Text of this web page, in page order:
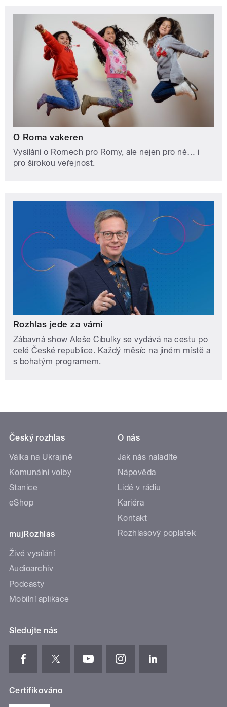
O Roma vakeren
Vysílání o Romech pro Romy, ale nejen pro ně… i
pro širokou veřejnost.
Rozhlas jede za vámi
Zábavná show Aleše Cibulky se vydává na cestu po
celé České republice. Každý měsíc na jiném místě a
s bohatým programem.
Český rozhlas
Válka na Ukrajině
Komunální volby
Stanice
eShop
mujRozhlas
Živé vysílání
Audioarchiv
Podcasty
Mobilní aplikace
O nás
Jak nás naladíte
Nápověda
Lidé v rádiu
Kariéra
Kontakt
Rozhlasový poplatek
Sledujte nás
Certifikováno